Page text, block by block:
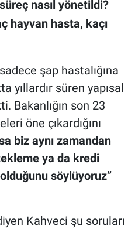
nasıl yönetildi?
hayvan hasta, kaçı
şap hastalığına
yıllardır süren yapısal
Bakanlığın son 23
öne çıkardığını
biz aynı zamandan
ya da kredi
söylüyoruz”
Kahveci şu soruları